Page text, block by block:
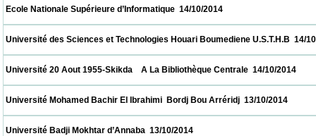
Ecole Nationale Supérieure d’Informatique  14/10/2014
Université des Sciences et Technologies Houari Boumediene
Université 20 Aout 1955-Skikda    A La Bibliothèque Centrale
Université Mohamed Bachir El Ibrahimi  Bordj Bou Arréridj  13/
Université Badji Mokhtar d’Annaba  13/10/2014